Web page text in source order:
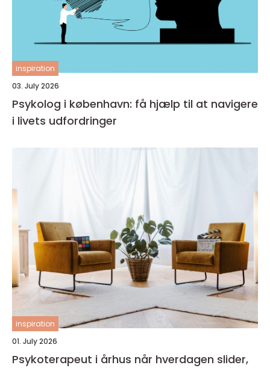
inspiration
03. July 2026
Psykolog i københavn: få hjælp til at navigere
i livets udfordringer
inspiration
01. July 2026
Psykoterapeut i århus når hverdagen slider,